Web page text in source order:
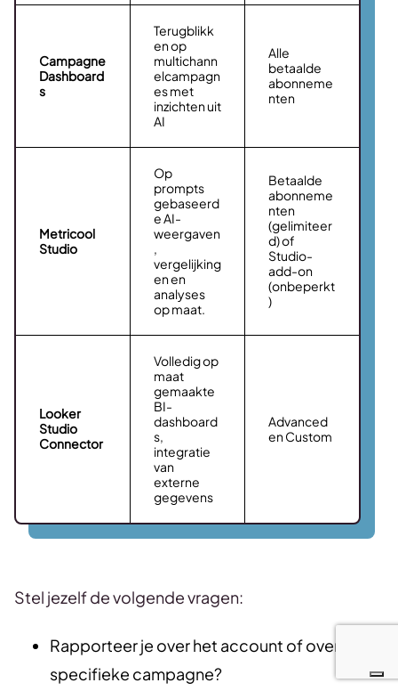
Campagne
Dashboard
s
Terugblikk
en op
multichann
elcampagn
es met
inzichten uit
AI
Alle
betaalde
abonneme
nten
Metricool
Studio
Op
prompts
gebaseerd
e AI-
weergaven
,
vergelijking
en en
analyses
op maat.
Betaalde
abonneme
nten
(gelimiteer
d) of
Studio-
add-on
(onbeperkt
)
Looker
Studio
Connector
Volledig op
maat
gemaakte
BI-
dashboard
s,
integratie
van
externe
gegevens
Advanced
en Custom
Stel jezelf de volgende vragen:
Rapporteer je over het account of over een
specifieke campagne?